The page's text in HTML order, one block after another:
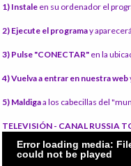
1) Instale en su ordenador el
2) Ejecute el programay
3) Pulse "CONECTAR" en la
4) Vuelva a entrar en nuestra web
5) Maldigaa los cabecillas del
TELEVISIÓN - CANAL RUSSIA